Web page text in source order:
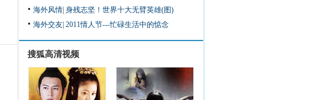
海外风情 身残志坚！世界十大无臂英雄(图)
海外交友 2011情人节---忙碌生活中的惦念
搜狐高清视频